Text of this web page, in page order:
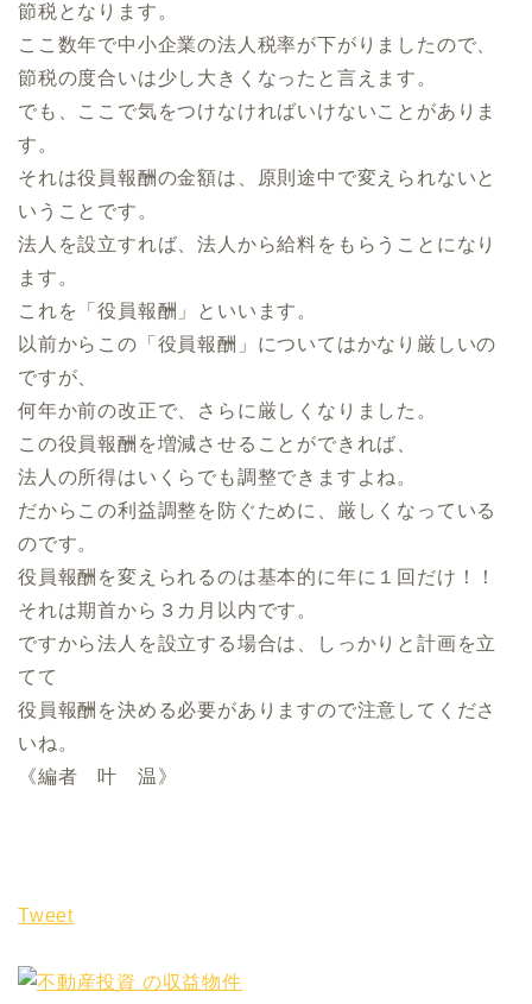
節税となります。
ここ数年で中小企業の法人税率が下がりましたので、
節税の度合いは少し大きくなったと言えます。
でも、ここで気をつけなければいけないことがありま
す。
それは役員報酬の金額は、原則途中で変えられないと
いうことです。
法人を設立すれば、法人から給料をもらうことになり
ます。
これを「役員報酬」といいます。
以前からこの「役員報酬」についてはかなり厳しいの
ですが、
何年か前の改正で、さらに厳しくなりました。
この役員報酬を増減させることができれば、
法人の所得はいくらでも調整できますよね。
だからこの利益調整を防ぐために、厳しくなっている
のです。
役員報酬を変えられるのは基本的に年に１回だけ！！
それは期首から３カ月以内です。
ですから法人を設立する場合は、しっかりと計画を立
てて
役員報酬を決める必要がありますので注意してくださ
いね。
《編者 叶 温》
Tweet